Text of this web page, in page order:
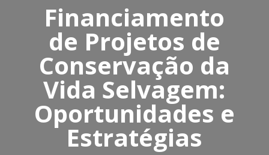
Financiamento
de Projetos de
Conservação da
Vida Selvagem:
Oportunidades e
Estratégias